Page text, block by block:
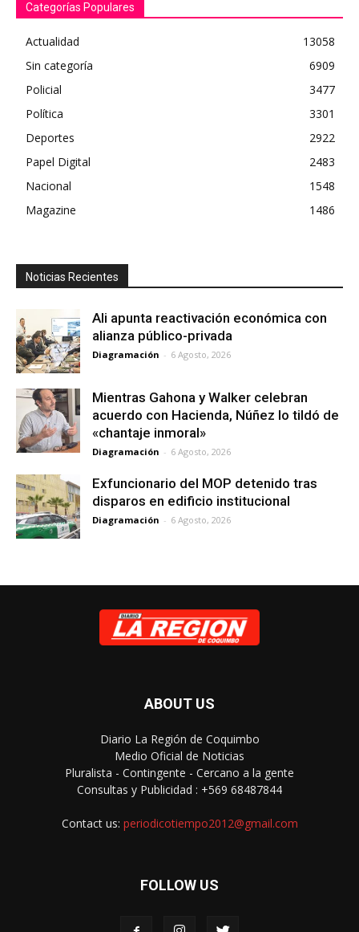
Categorías Populares
Actualidad
13058
Sin categoría
6909
Policial
3477
Política
3301
Deportes
2922
Papel Digital
2483
Nacional
1548
Magazine
1486
Noticias Recientes
Ali apunta reactivación económica con
alianza público-privada
Diagramación - 6 Agosto, 2026
Mientras Gahona y Walker celebran
acuerdo con Hacienda, Núñez lo tildó de
«chantaje inmoral»
Diagramación - 6 Agosto, 2026
Exfuncionario del MOP detenido tras
disparos en edificio institucional
Diagramación - 6 Agosto, 2026
ABOUT US
Diario La Región de Coquimbo
Medio Oficial de Noticias
Pluralista - Contingente - Cercano a la gente
Consultas y Publicidad : +569 68487844
Contact us: periodicotiempo2012@gmail.com
FOLLOW US